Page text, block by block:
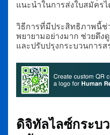
แนะนำในการส่งใบสมัคร
วิธีการที่มีประสิทธิภาพนี้ช่
พยายามอย่างมาก ช่วยดึ
และปรับปรุงกระบวนการ
ดิจิทัลไลซ์กระบ